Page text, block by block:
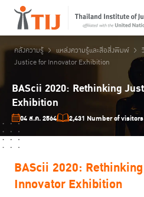
คลังความรู้ แหล่งความรู้และสื่อสิ่งพิมพ์
Justice for Innovator Exhibition
BAScii 2020: Rethinking
Exhibition
04 ส.ค. 2564 2,431 Number of visitors
BAScii 2020:
Innovator Exhibition